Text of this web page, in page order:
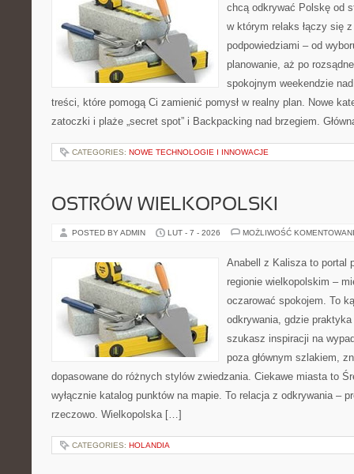
chcą odkrywać Polskę od
w którym relaks łączy się
podpowiedziami – od
planowanie, aż po
spokojnym weekendzie
treści, które pomogą Ci zamienić pomysł w realny plan. Nowe
zatoczki i plaże „secret spot” i Backpacking nad brzegiem.
CATEGORIES: NOWE TECHNOLOGIE I INNOWACJE
OSTRÓW WIELKOPOLSKI
POSTED BY ADMIN LUT - 7 - 2026 MOŻLIWOŚĆ
Anabell z Kalisza to portal
regionie wielkopolskim –
oczarować spokojem. To
odkrywania, gdzie
szukasz inspiracji na
poza głównym szlakiem,
dopasowane do różnych stylów zwiedzania. Ciekawe miasta to
wyłącznie katalog punktów na mapie. To relacja z odkrywania –
rzeczowo. Wielkopolska […]
CATEGORIES: HOLANDIA